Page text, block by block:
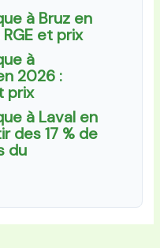
à Bruz en
et prix
à
2026 :
prix
à Laval en
des 17 % de
du